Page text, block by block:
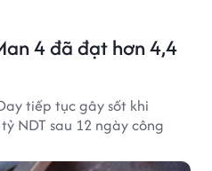
4 đã đạt hơn 4,4
tiếp tục gây sốt khi
NDT sau 12 ngày công